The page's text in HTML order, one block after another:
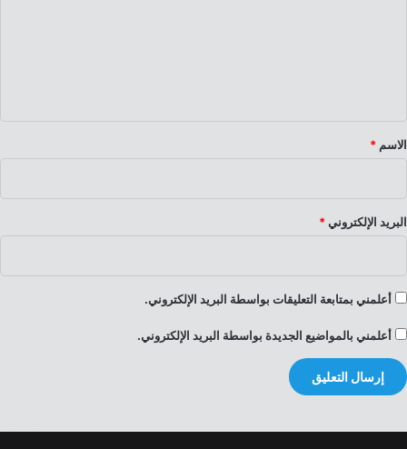
*
الاسم *
البريد الإلكتروني *
أعلمني بمتابعة التعليقات بواسطة البريد الإلكتروني.
أعلمني بالمواضيع الجديدة بواسطة البريد الإلكتروني.